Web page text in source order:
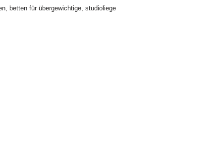
, betten für übergewichtige, studioliege